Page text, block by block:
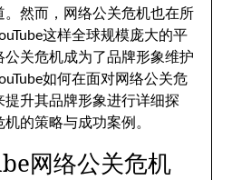
。然而，网络公关危机也在所
这样全球规模庞大的平
关危机成为了品牌形象维护
如何在面对网络公关危
升其品牌形象进行详细探
的策略与成功案例。
网络公关危机